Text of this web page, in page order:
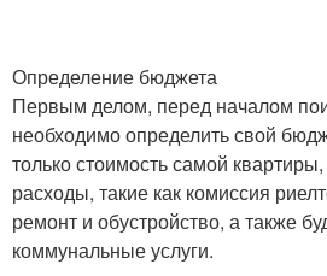
Определение бюджета
Первым делом, перед началом
необходимо определить свой
только стоимость самой
расходы, такие как комиссия
ремонт и обустройство, а также
коммунальные услуги.